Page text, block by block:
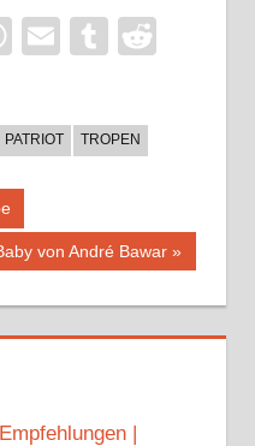
WhatsApp
EmailTumblr
PATRIOT TROPEN
von André Bawar
|